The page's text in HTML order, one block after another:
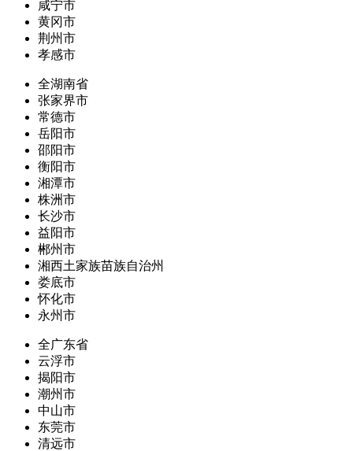
咸宁市
黄冈市
荆州市
孝感市
全湖南省
张家界市
常德市
岳阳市
邵阳市
衡阳市
湘潭市
株洲市
长沙市
益阳市
郴州市
湘西土家族苗族自治州
娄底市
怀化市
永州市
全广东省
云浮市
揭阳市
潮州市
中山市
东莞市
清远市